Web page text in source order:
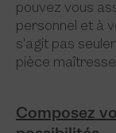
pouvez vous
personnel et à
s'agit pas
pièce
Composez